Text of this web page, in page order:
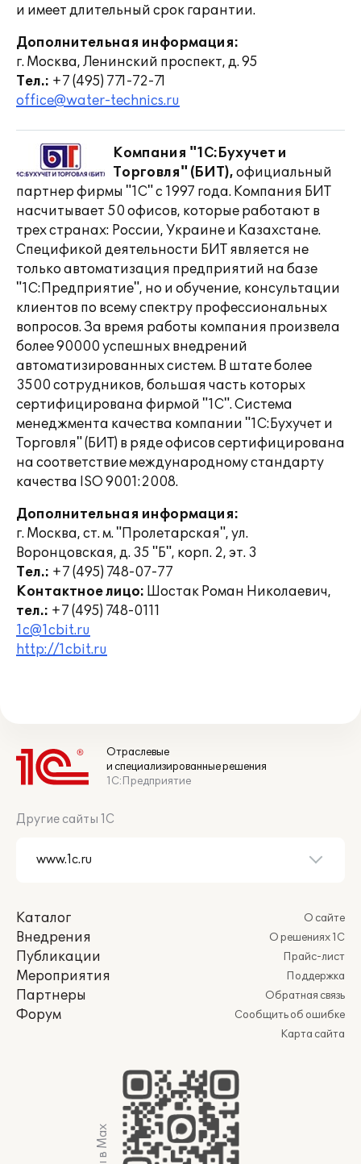
и имеет длительный срок гарантии.
Дополнительная информация:
г. Москва, Ленинский проспект, д. 95
Тел.: +7 (495) 771-72-71
office@water-technics.ru
Компания "1С:Бухучет и
Торговля" (БИТ), официальный
партнер фирмы "1С" с 1997 года. Компания БИТ
насчитывает 50 офисов, которые работают в
трех странах: России, Украине и Казахстане.
Спецификой деятельности БИТ является не
только автоматизация предприятий на базе
"1С:Предприятие", но и обучение, консультации
клиентов по всему спектру профессиональных
вопросов. За время работы компания произвела
более 90000 успешных внедрений
автоматизированных систем. В штате более
3500 сотрудников, большая часть которых
сертифицирована фирмой "1С". Система
менеджмента качества компании "1С:Бухучет и
Торговля" (БИТ) в ряде офисов сертифицирована
на соответствие международному стандарту
качества ISO 9001:2008.
Дополнительная информация:
г. Москва, ст. м. "Пролетарская", ул.
Воронцовская, д. 35 "Б", корп. 2, эт. 3
Тел.: +7 (495) 748-07-77
Контактное лицо: Шостак Роман Николаевич,
тел.: +7 (495) 748-0111
1c@1cbit.ru
http://1cbit.ru
Отраслевые
и специализированные решения
1С:Предприятие
Другие сайты 1С
Каталог
Внедрения
Публикации
Мероприятия
Партнеры
Форум
О сайте
О решениях 1С
Прайс-лист
Поддержка
Обратная связь
Сообщить об ошибке
Карта сайта
Мы в Max